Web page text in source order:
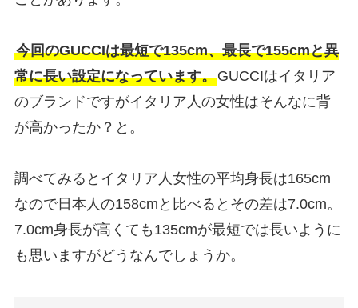
今回のGUCCIは最短で135cm、最長で155cmと異
常に長い設定になっています。GUCCIはイタリア
のブランドですがイタリア人の女性はそんなに背
が高かったか？と。
調べてみるとイタリア人女性の平均身長は165cm
なので日本人の158cmと比べるとその差は7.0cm。
7.0cm身長が高くても135cmが最短では長いように
も思いますがどうなんでしょうか。